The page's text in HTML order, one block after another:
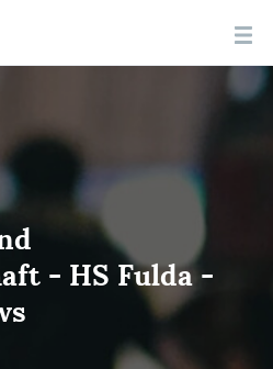
- HS Fulda -